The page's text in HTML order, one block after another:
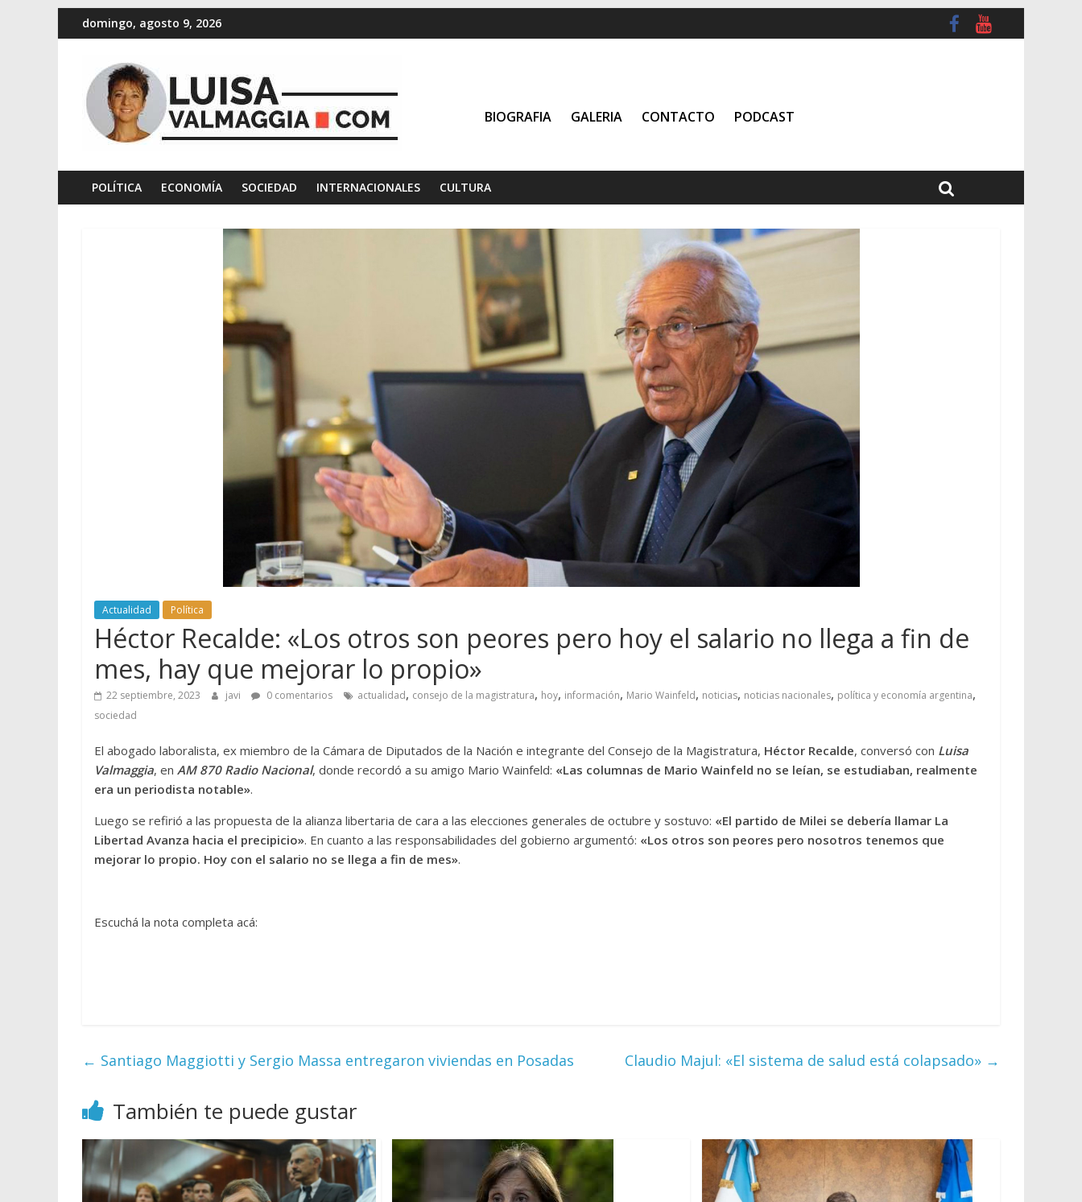
domingo, agosto 9, 2026
BIOGRAFIA GALERIA CONTACTO PODCAST
POLÍTICA ECONOMÍA SOCIEDAD INTERNACIONALES CULTURA
Actualidad Política
Héctor Recalde: «Los otros son peores pero hoy el salario no llega a fin de
mes, hay que mejorar lo propio»
22 septiembre, 2023 javi 0 comentarios actualidad, consejo de la magistratura, hoy, información, Mario Wainfeld, noticias, noticias nacionales, política y economía argentina,
sociedad
El abogado laboralista, ex miembro de la Cámara de Diputados de la Nación e integrante del Consejo de la Magistratura, Héctor Recalde, conversó con Luisa
Valmaggia, en AM 870 Radio Nacional, donde recordó a su amigo Mario Wainfeld: «Las columnas de Mario Wainfeld no se leían, se estudiaban, realmente
era un periodista notable».
Luego se refirió a las propuesta de la alianza libertaria de cara a las elecciones generales de octubre y sostuvo: «El partido de Milei se debería llamar La
Libertad Avanza hacia el precipicio». En cuanto a las responsabilidades del gobierno argumentó: «Los otros son peores pero nosotros tenemos que
mejorar lo propio. Hoy con el salario no se llega a fin de mes».
Escuchá la nota completa acá:
← Santiago Maggiotti y Sergio Massa entregaron viviendas en Posadas Claudio Majul: «El sistema de salud está colapsado» →
También te puede gustar